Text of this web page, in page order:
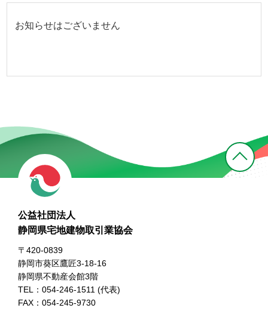
お知らせはございません
公益社団法人
静岡県宅地建物取引業協会
〒420-0839
静岡市葵区鷹匠3-18-16
静岡県不動産会館3階
TEL：054-246-1511 (代表)
FAX：054-245-9730